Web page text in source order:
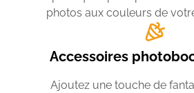
photos aux couleurs de
Accessoires
Ajoutez une touche de